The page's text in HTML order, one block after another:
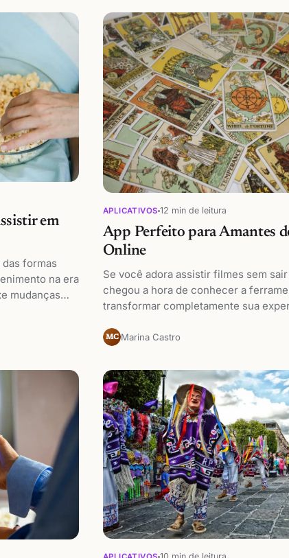
em
formas
na era
mudanças…
APLICATIVOS 12 min de leitura
App Perfeito para Amantes
Online
Se você adora assistir filmes sem
chegou a hora de conhecer a
transformar completamente sua
MC Marina Castro